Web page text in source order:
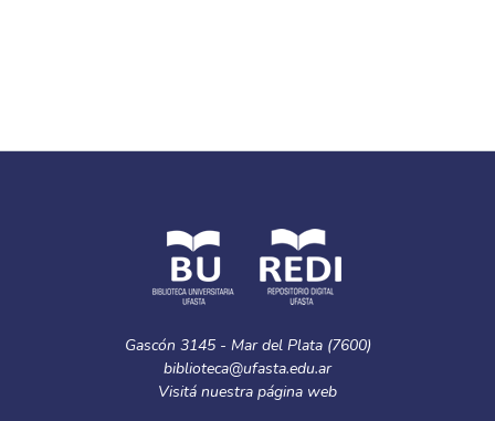
Gascón 3145 - Mar del Plata (7600)
biblioteca@ufasta.edu.ar
Visitá nuestra página web